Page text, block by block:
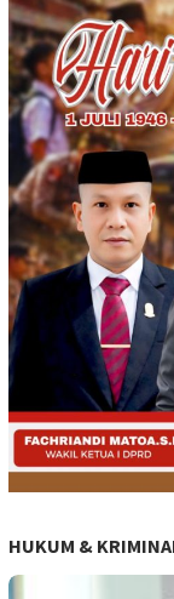
HUKUM &